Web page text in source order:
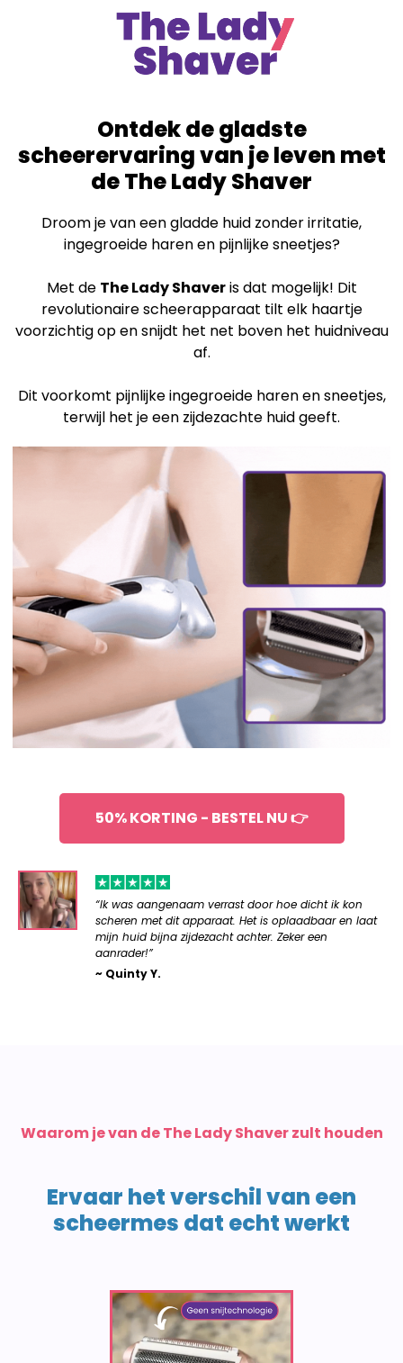
Ontdek de gladste
scheerervaring van je leven met
de The Lady Shaver
Droom je van een gladde huid zonder irritatie,
ingegroeide haren en pijnlijke sneetjes?
Met de The Lady Shaveris dat mogelijk! Dit
revolutionaire scheerapparaat tilt elk haartje
voorzichtig op en snijdt het net boven het huidniveau
af.
Dit voorkomt pijnlijke ingegroeide haren en sneetjes,
terwijl het je een zijdezachte huid geeft.
50% KORTING - BESTEL NU 👉
“Ik was aangenaam verrast door hoe dicht ik kon
scheren met dit apparaat. Het is oplaadbaar en laat
mijn huid bijna zijdezacht achter. Zeker een
aanrader!”
~ Quinty Y.
Waarom je van de The Lady Shaver zult houden
Ervaar het verschil van een
scheermes dat echt werkt